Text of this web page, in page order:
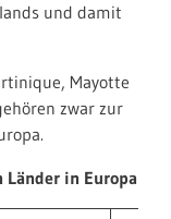
und damit
Mayotte
zwar zur
Länder in Europa